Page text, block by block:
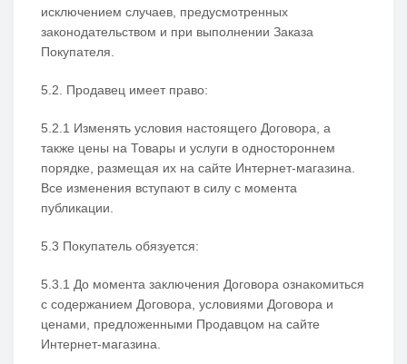
исключением случаев, предусмотренных
законодательством и при выполнении Заказа
Покупателя.
5.2. Продавец имеет право:
5.2.1 Изменять условия настоящего Договора, а
также цены на Товары и услуги в одностороннем
порядке, размещая их на сайте Интернет-магазина.
Все изменения вступают в силу с момента
публикации.
5.3 Покупатель обязуется:
5.3.1 До момента заключения Договора ознакомиться
с содержанием Договора, условиями Договора и
ценами, предложенными Продавцом на сайте
Интернет-магазина.